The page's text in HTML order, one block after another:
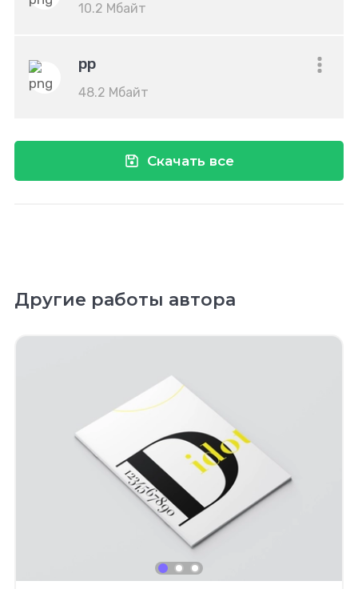
10.2 Мбайт
рр
48.2 Мбайт
Скачать все
Другие работы автора